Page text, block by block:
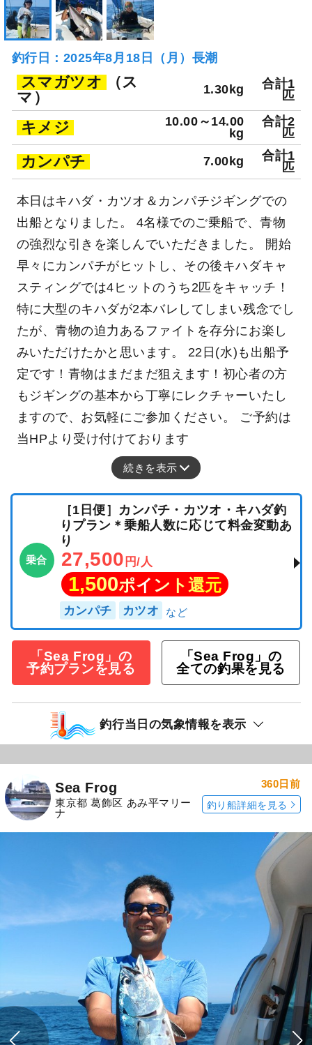
釣行日：2025年8月18日（月）長潮
スマガツオ
（ス
マ）
1.30kg
合計1
匹
キメジ
10.00～14.00
kg
合計2
匹
カンパチ 7.00kg
合計1
匹
本日はキハダ・カツオ＆カンパチジギングでの
出船となりました。 4名様でのご乗船で、青物
の強烈な引きを楽しんでいただきました。 開始
早々にカンパチがヒットし、その後キハダキャ
スティングでは4ヒットのうち2匹をキャッチ！
特に大型のキハダが2本バレしてしまい残念でし
たが、青物の迫力あるファイトを存分にお楽し
みいただけたかと思います。 22日(水)も出船予
定です！青物はまだまだ狙えます！初心者の方
もジギングの基本から丁寧にレクチャーいたし
ますので、お気軽にご参加ください。 ご予約は
当HPより受け付けております
続きを表示
乗合
［1日便］カンパチ・カツオ・キハダ釣
りプラン＊乗船人数に応じて料金変動あ
り
27,500 円/人
1,500ポイント還元
カンパチ カツオ
「Sea Frog」の
予約プランを見る
「Sea Frog」の
全ての釣果を見る
釣行当日の気象情報を表示
Sea Frog
東京都 葛飾区 あみ平マリー
ナ
360日前
釣り船詳細を見る